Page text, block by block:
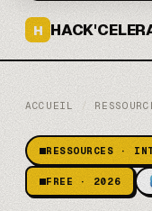
H
ACCUEIL /
RESSOURCES ·
FREE · 2026